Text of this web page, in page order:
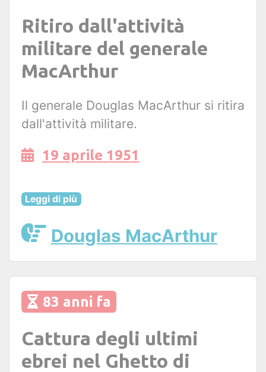
Ritiro dall'attività
militare del generale
MacArthur
Il generale Douglas MacArthur si ritira
dall'attività militare.
19 aprile 1951
Leggi di più
Douglas MacArthur
83 anni fa
Cattura degli ultimi
ebrei nel Ghetto di